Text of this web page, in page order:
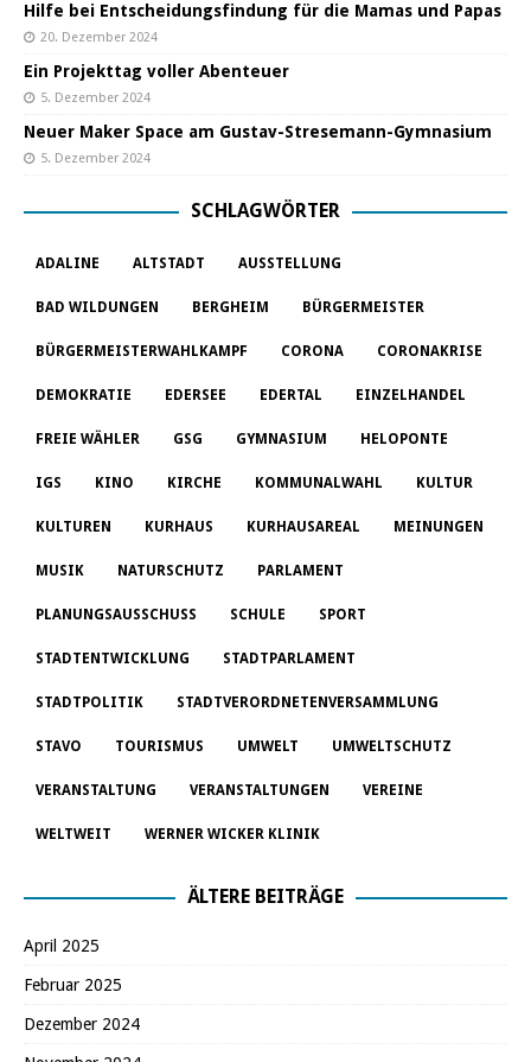
Hilfe bei Entscheidungsfindung für die Mamas und Papas
20. Dezember 2024
Ein Projekttag voller Abenteuer
5. Dezember 2024
Neuer Maker Space am Gustav-Stresemann-Gymnasium
5. Dezember 2024
SCHLAGWÖRTER
ADALINE ALTSTADT AUSSTELLUNG
BAD WILDUNGEN BERGHEIM BÜRGERMEISTER
BÜRGERMEISTERWAHLKAMPF CORONA CORONAKRISE
DEMOKRATIE EDERSEE EDERTAL EINZELHANDEL
FREIE WÄHLER GSG GYMNASIUM HELOPONTE
IGS KINO KIRCHE KOMMUNALWAHL KULTUR
KULTUREN KURHAUS KURHAUSAREAL MEINUNGEN
MUSIK NATURSCHUTZ PARLAMENT
PLANUNGSAUSSCHUSS SCHULE SPORT
STADTENTWICKLUNG STADTPARLAMENT
STADTPOLITIK STADTVERORDNETENVERSAMMLUNG
STAVO TOURISMUS UMWELT UMWELTSCHUTZ
VERANSTALTUNG VERANSTALTUNGEN VEREINE
WELTWEIT WERNER WICKER KLINIK
ÄLTERE BEITRÄGE
April 2025
Februar 2025
Dezember 2024